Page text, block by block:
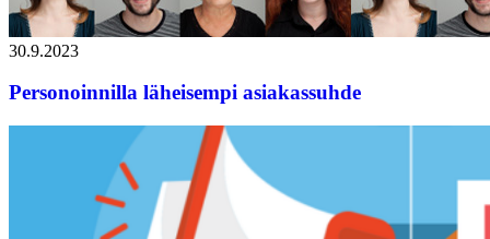
30.9.2023
Personoinnilla läheisempi asiakassuhde